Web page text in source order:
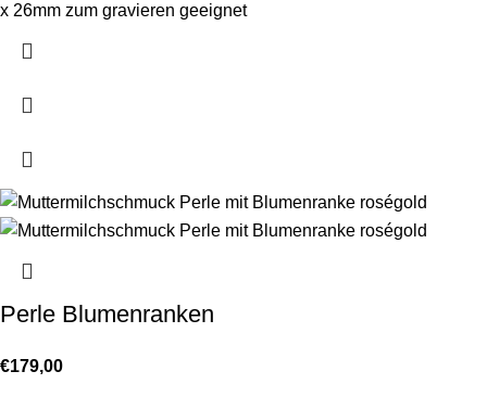
x 26mm zum gravieren geeignet
Perle Blumenranken
€179,00